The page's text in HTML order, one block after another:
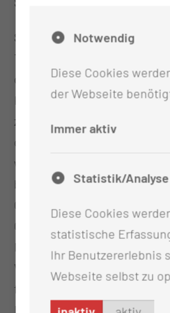
So formulierte der
Tobias Dünow begeistert:
der Gesundheitsversorgung
Köpfe der Medizin in
zusammenkommen – dann
denen bislang
wurden, oft Berlin,
bin überzeugt: Künftig
Cottbus sein. Mit dem
Medizinische Universität
Vorgeschmack. Cottbus ist
für Austausch, Vernetzung
Lösungsansätze – und für
Notwendig
Diese Cookies
der Webseite
Immer aktiv
Statistik/Analyse
Diese Cookies
statistische
Ihr Benutzererlebnis
Webseite selbst zu